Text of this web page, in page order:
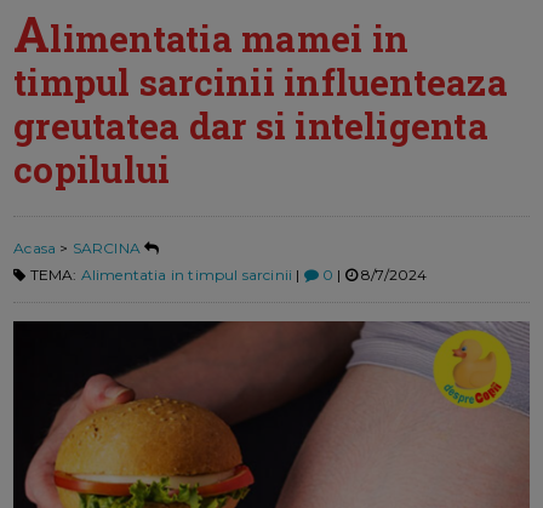
Alimentatia mamei in
timpul sarcinii influenteaza
greutatea dar si inteligenta
copilului
Acasa > SARCINA
TEMA: Alimentatia in timpul sarcinii | 0 | 8/7/2024